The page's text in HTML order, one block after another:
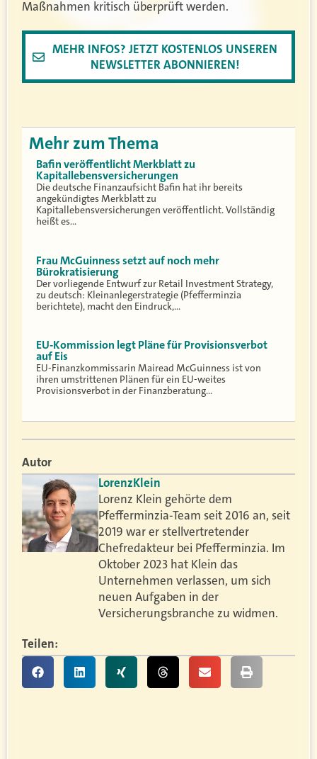
Maßnahmen kritisch überprüft werden.
MEHR INFOS? JETZT KOSTENLOS UNSEREN
NEWSLETTER ABONNIEREN!
Mehr zum Thema
Bafin veröffentlicht Merkblatt zu
Kapitallebensversicherungen
Die deutsche Finanzaufsicht Bafin hat ihr bereits
angekündigtes Merkblatt zu
Kapitallebensversicherungen veröffentlicht. Vollständig
heißt es…
Frau McGuinness setzt auf noch mehr
Bürokratisierung
Der vorliegende Entwurf zur Retail Investment Strategy,
zu deutsch: Kleinanlegerstrategie (Pfefferminzia
berichtete), macht den Eindruck,…
EU-Kommission legt Pläne für Provisionsverbot
auf Eis
EU-Finanzkommissarin Mairead McGuinness ist von
ihren umstrittenen Plänen für ein EU-weites
Provisionsverbot in der Finanzberatung…
Autor
LorenzKlein
Lorenz Klein gehörte dem
Pfefferminzia-Team seit 2016 an, seit
2019 war er stellvertretender
Chefredakteur bei Pfefferminzia. Im
Oktober 2023 hat Klein das
Unternehmen verlassen, um sich
neuen Aufgaben in der
Versicherungsbranche zu widmen.
Teilen: